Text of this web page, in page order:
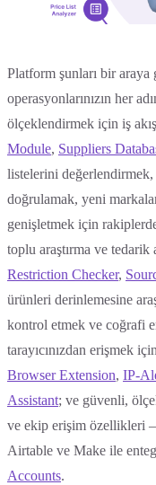
Platform şunları bir
operasyonlarınızın her
ölçeklendirmek için iş
Module, Suppliers
listelerini değerlendirmek,
doğrulamak, yeni
genişletmek için
toplu araştırma ve tedarik
Restriction Checker,
ürünleri derinlemesine
kontrol etmek ve coğrafi
tarayıcınızdan erişmek
Browser Extension, IP-
Assistant; ve güvenli,
ve ekip erişim özellikleri
Airtable ve Make ile
Accounts.